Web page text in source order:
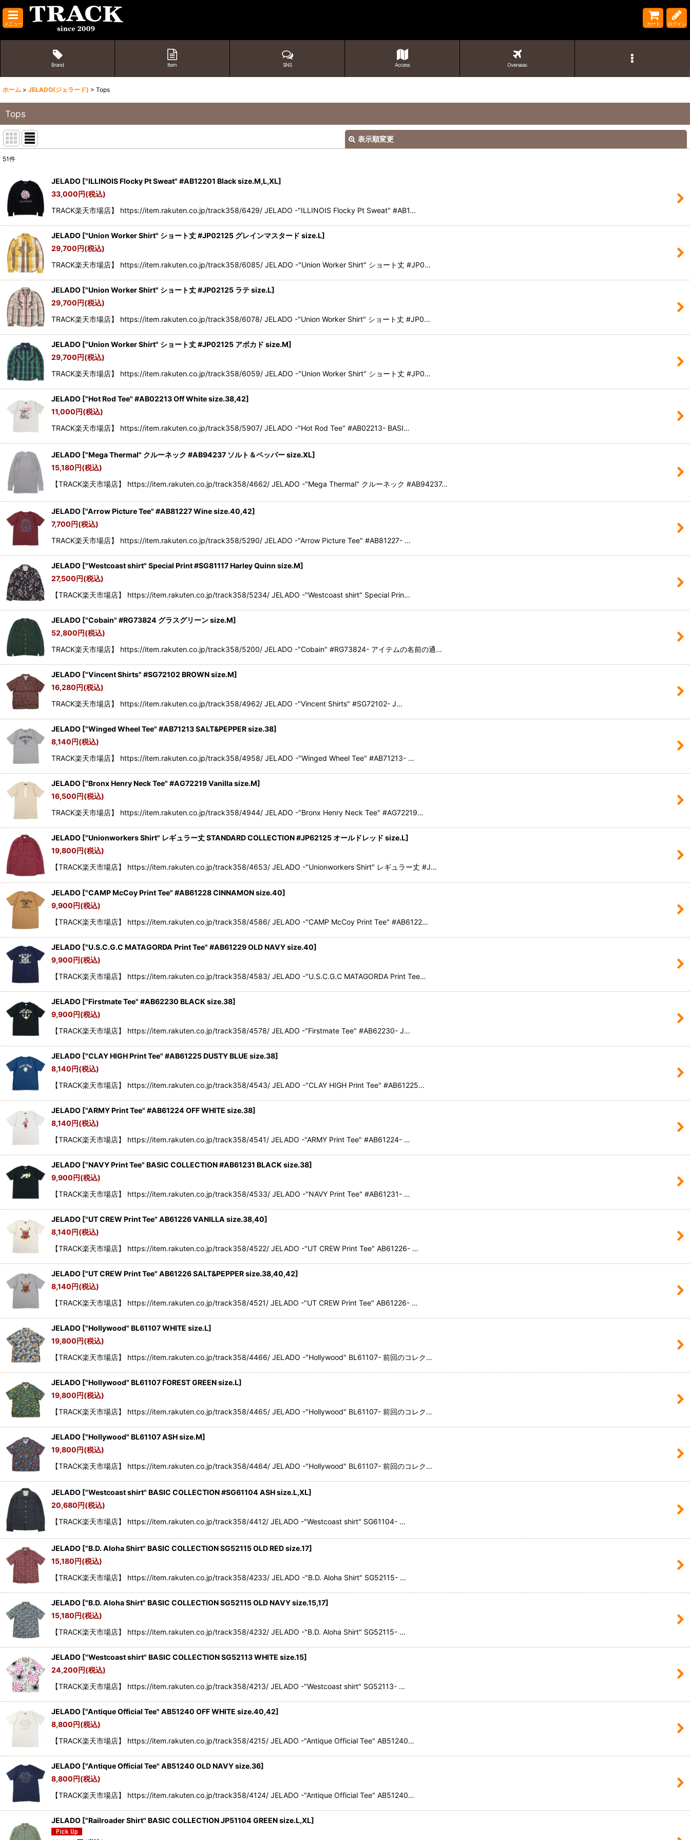
メニュー カート ログイン
Brand Item SNS Access Overseas
ホーム > JELADO(ジェラード) > Tops
Tops
表示順変更
並び順
絞り込む
51件
JELADO ["ILLINOIS Flocky Pt Sweat" #AB12201 Black size.M,L,XL]
33,000円(税込)
TRACK楽天市場店】 https://item.rakuten.co.jp/track358/6429/ JELADO -"ILLINOIS Flocky Pt Sweat" #AB1…
JELADO ["Union Worker Shirt" ショート丈 #JP02125 グレインマスタード size.L]
29,700円(税込)
TRACK楽天市場店】 https://item.rakuten.co.jp/track358/6085/ JELADO -"Union Worker Shirt" ショート丈 #JP0…
JELADO ["Union Worker Shirt" ショート丈 #JP02125 ラテ size.L]
29,700円(税込)
TRACK楽天市場店】 https://item.rakuten.co.jp/track358/6078/ JELADO -"Union Worker Shirt" ショート丈 #JP0…
JELADO ["Union Worker Shirt" ショート丈 #JP02125 アボカド size.M]
29,700円(税込)
TRACK楽天市場店】 https://item.rakuten.co.jp/track358/6059/ JELADO -"Union Worker Shirt" ショート丈 #JP0…
JELADO ["Hot Rod Tee" #AB02213 Off White size.38,42]
11,000円(税込)
TRACK楽天市場店】 https://item.rakuten.co.jp/track358/5907/ JELADO -"Hot Rod Tee" #AB02213- BASI…
JELADO ["Mega Thermal" クルーネック #AB94237 ソルト＆ペッパー size.XL]
15,180円(税込)
【TRACK楽天市場店】 https://item.rakuten.co.jp/track358/4662/ JELADO -"Mega Thermal" クルーネック #AB94237…
JELADO ["Arrow Picture Tee" #AB81227 Wine size.40,42]
7,700円(税込)
TRACK楽天市場店】 https://item.rakuten.co.jp/track358/5290/ JELADO -"Arrow Picture Tee" #AB81227- …
JELADO ["Westcoast shirt" Special Print #SG81117 Harley Quinn size.M]
27,500円(税込)
【TRACK楽天市場店】 https://item.rakuten.co.jp/track358/5234/ JELADO -"Westcoast shirt" Special Prin…
JELADO ["Cobain" #RG73824 グラスグリーン size.M]
52,800円(税込)
TRACK楽天市場店】 https://item.rakuten.co.jp/track358/5200/ JELADO -"Cobain" #RG73824- アイテムの名前の通…
JELADO ["Vincent Shirts" #SG72102 BROWN size.M]
16,280円(税込)
TRACK楽天市場店】 https://item.rakuten.co.jp/track358/4962/ JELADO -"Vincent Shirts" #SG72102- J…
JELADO ["Winged Wheel Tee" #AB71213 SALT&PEPPER size.38]
8,140円(税込)
TRACK楽天市場店】 https://item.rakuten.co.jp/track358/4958/ JELADO -"Winged Wheel Tee" #AB71213- …
JELADO ["Bronx Henry Neck Tee" #AG72219 Vanilla size.M]
16,500円(税込)
TRACK楽天市場店】 https://item.rakuten.co.jp/track358/4944/ JELADO -"Bronx Henry Neck Tee" #AG72219…
JELADO ["Unionworkers Shirt" レギュラー丈 STANDARD COLLECTION #JP62125 オールドレッド size.L]
19,800円(税込)
【TRACK楽天市場店】 https://item.rakuten.co.jp/track358/4653/ JELADO -"Unionworkers Shirt" レギュラー丈 #J…
JELADO ["CAMP McCoy Print Tee" #AB61228 CINNAMON size.40]
9,900円(税込)
【TRACK楽天市場店】 https://item.rakuten.co.jp/track358/4586/ JELADO -"CAMP McCoy Print Tee" #AB6122…
JELADO ["U.S.C.G.C MATAGORDA Print Tee" #AB61229 OLD NAVY size.40]
9,900円(税込)
【TRACK楽天市場店】 https://item.rakuten.co.jp/track358/4583/ JELADO -"U.S.C.G.C MATAGORDA Print Tee…
JELADO ["Firstmate Tee" #AB62230 BLACK size.38]
9,900円(税込)
【TRACK楽天市場店】 https://item.rakuten.co.jp/track358/4578/ JELADO -"Firstmate Tee" #AB62230- J…
JELADO ["CLAY HIGH Print Tee" #AB61225 DUSTY BLUE size.38]
8,140円(税込)
【TRACK楽天市場店】 https://item.rakuten.co.jp/track358/4543/ JELADO -"CLAY HIGH Print Tee" #AB61225…
JELADO ["ARMY Print Tee" #AB61224 OFF WHITE size.38]
8,140円(税込)
【TRACK楽天市場店】 https://item.rakuten.co.jp/track358/4541/ JELADO -"ARMY Print Tee" #AB61224- …
JELADO ["NAVY Print Tee" BASIC COLLECTION #AB61231 BLACK size.38]
9,900円(税込)
【TRACK楽天市場店】 https://item.rakuten.co.jp/track358/4533/ JELADO -"NAVY Print Tee" #AB61231- …
JELADO ["UT CREW Print Tee" AB61226 VANILLA size.38,40]
8,140円(税込)
【TRACK楽天市場店】 https://item.rakuten.co.jp/track358/4522/ JELADO -"UT CREW Print Tee" AB61226- …
JELADO ["UT CREW Print Tee" AB61226 SALT&PEPPER size.38,40,42]
8,140円(税込)
【TRACK楽天市場店】 https://item.rakuten.co.jp/track358/4521/ JELADO -"UT CREW Print Tee" AB61226- …
JELADO ["Hollywood" BL61107 WHITE size.L]
19,800円(税込)
【TRACK楽天市場店】 https://item.rakuten.co.jp/track358/4466/ JELADO -"Hollywood" BL61107- 前回のコレク…
JELADO ["Hollywood" BL61107 FOREST GREEN size.L]
19,800円(税込)
【TRACK楽天市場店】 https://item.rakuten.co.jp/track358/4465/ JELADO -"Hollywood" BL61107- 前回のコレク…
JELADO ["Hollywood" BL61107 ASH size.M]
19,800円(税込)
【TRACK楽天市場店】 https://item.rakuten.co.jp/track358/4464/ JELADO -"Hollywood" BL61107- 前回のコレク…
JELADO ["Westcoast shirt" BASIC COLLECTION #SG61104 ASH size.L,XL]
20,680円(税込)
【TRACK楽天市場店】 https://item.rakuten.co.jp/track358/4412/ JELADO -"Westcoast shirt" SG61104- …
JELADO ["B.D. Aloha Shirt" BASIC COLLECTION SG52115 OLD RED size.17]
15,180円(税込)
【TRACK楽天市場店】 https://item.rakuten.co.jp/track358/4233/ JELADO -"B.D. Aloha Shirt" SG52115- …
JELADO ["B.D. Aloha Shirt" BASIC COLLECTION SG52115 OLD NAVY size.15,17]
15,180円(税込)
【TRACK楽天市場店】 https://item.rakuten.co.jp/track358/4232/ JELADO -"B.D. Aloha Shirt" SG52115- …
JELADO ["Westcoast shirt" BASIC COLLECTION SG52113 WHITE size.15]
24,200円(税込)
【TRACK楽天市場店】 https://item.rakuten.co.jp/track358/4213/ JELADO -"Westcoast shirt" SG52113- …
JELADO ["Antique Official Tee" AB51240 OFF WHITE size.40,42]
8,800円(税込)
【TRACK楽天市場店】 https://item.rakuten.co.jp/track358/4215/ JELADO -"Antique Official Tee" AB51240…
JELADO ["Antique Official Tee" AB51240 OLD NAVY size.36]
8,800円(税込)
【TRACK楽天市場店】 https://item.rakuten.co.jp/track358/4124/ JELADO -"Antique Official Tee" AB51240…
JELADO ["Railroader Shirt" BASIC COLLECTION JP51104 GREEN size.L,XL]